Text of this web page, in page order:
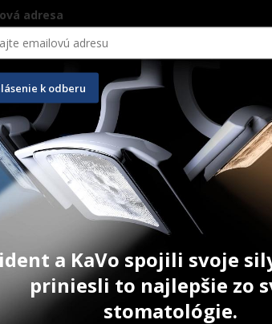
č. 2
Heidemannove hladítko HS1
Silver
27,70
PRIDAŤ DO KOŠÍKA
ZÓNA PODPORA
adresa
k odberu
a KaVo spojili svoje
priniesli to najlepšie zo
stomatológie.